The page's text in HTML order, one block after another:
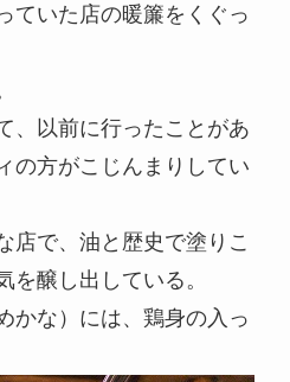
ていた店の暖簾をくぐっ
、以前に行ったことがあ
の方がこじんまりしてい
店で、油と歴史で塗りこ
を醸し出している。
かな）には、鶏身の入っ